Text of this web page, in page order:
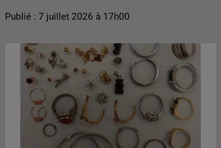
Publié : 7 juillet 2026 à 17h00